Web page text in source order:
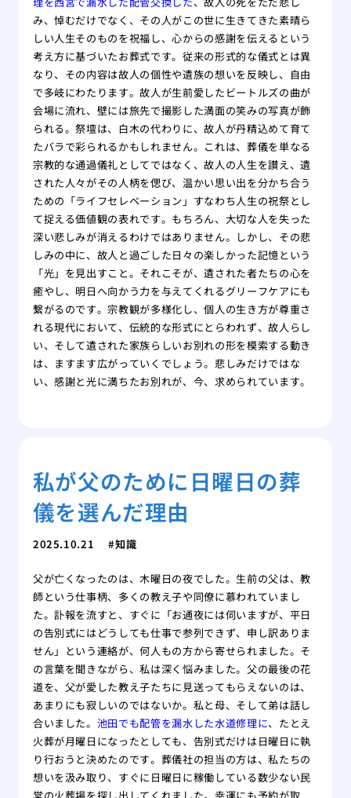
み、悼むだけでなく、その人がこの世に生きてきた素晴ら
しい人生そのものを祝福し、心からの感謝を伝えるという
考え方に基づいたお葬式です。従来の形式的な儀式とは異
なり、その内容は故人の個性や遺族の想いを反映し、自由
で多岐にわたります。故人が生前愛したビートルズの曲が
会場に流れ、壁には旅先で撮影した満面の笑みの写真が飾
られる。祭壇は、白木の代わりに、故人が丹精込めて育て
たバラで彩られるかもしれません。これは、葬儀を単なる
宗教的な通過儀礼としてではなく、故人の人生を讃え、遺
された人々がその人柄を偲び、温かい思い出を分かち合う
ための「ライフセレベーション」すなわち人生の祝祭とし
て捉える価値観の表れです。もちろん、大切な人を失った
深い悲しみが消えるわけではありません。しかし、その悲
しみの中に、故人と過ごした日々の楽しかった記憶という
「光」を見出すこと。それこそが、遺された者たちの心を
癒やし、明日へ向かう力を与えてくれるグリーフケアにも
繋がるのです。宗教観が多様化し、個人の生き方が尊重さ
れる現代において、伝統的な形式にとらわれず、故人らし
い、そして遺された家族らしいお別れの形を模索する動き
は、ますます広がっていくでしょう。悲しみだけではな
い、感謝と光に満ちたお別れが、今、求められています。
私が父のために日曜日の葬
儀を選んだ理由
2025.10.21 知識
父が亡くなったのは、木曜日の夜でした。生前の父は、教
師という仕事柄、多くの教え子や同僚に慕われていまし
た。訃報を流すと、すぐに「お通夜には伺いますが、平日
の告別式にはどうしても仕事で参列できず、申し訳ありま
せん」という連絡が、何人もの方から寄せられました。そ
の言葉を聞きながら、私は深く悩みました。父の最後の花
道を、父が愛した教え子たちに見送ってもらえないのは、
あまりにも寂しいのではないか。私と母、そして弟は話し
合いました。 池田でも配管を漏水した水道修理に、たとえ
火葬が月曜日になったとしても、告別式だけは日曜日に執
り行おうと決めたのです。葬儀社の担当の方は、私たちの
想いを汲み取り、すぐに日曜日に稼働している数少ない民